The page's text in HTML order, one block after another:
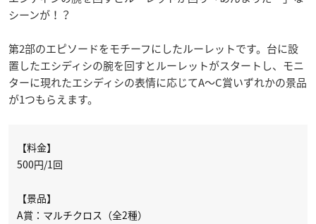
シーンが！？
第2部のエピソードをモチーフにしたルーレットです。台に設
置したエシディシの腕を回すとルーレットがスタートし、モニ
ターに現れたエシディシの表情に応じてA～C賞いずれかの景品
が1つもらえます。
【料金】
500円/1回
【景品】
A賞：マルチクロス（全2種）